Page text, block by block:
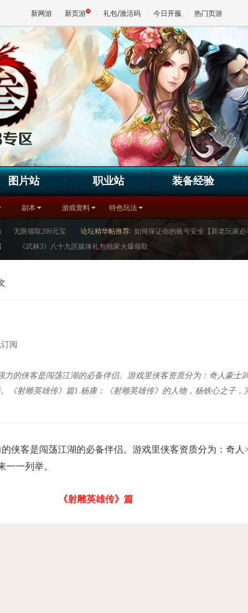
新网游 新页游 礼包/激活码 今日开服 热门页游
魔兽
天堂 剑
王权与自由
图片站 职业站 装备经验
副本 游戏资料 特色玩法
无限领取200元宝 论坛精华帖推荐: 如何保证你的账号安全【新老玩家必
《武林3》八十九区媒体礼包独家火爆领取
阅
力的侠客是闯荡江湖的必备伴侣。游戏里侠客资质分为：奇人豪士
《射雕英雄传》篇1.杨康：《射雕英雄传》的人物，杨铁心之子，
侠客是闯荡江湖的必备伴侣。游戏里侠客资质分为：奇人
一一列举。
《射雕英雄传》篇